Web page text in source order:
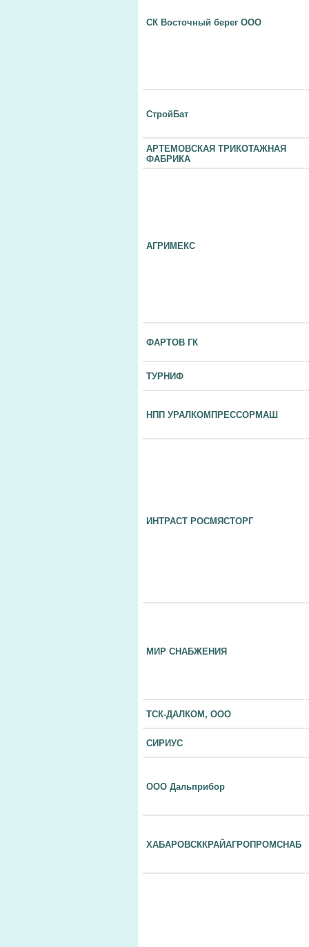
СК Восточный берег ООО
СтройБат
АРТЕМОВСКАЯ ТРИКОТАЖНАЯ
ФАБРИКА
АГРИМЕКС
ФАРТОВ ГК
ТУРНИФ
НПП УРАЛКОМПРЕССОРМАШ
ИНТРАСТ РОСМЯСТОРГ
МИР СНАБЖЕНИЯ
ТСК-ДАЛКОМ, ООО
СИРИУС
ООО Дальприбор
ХАБАРОВСККРАЙАГРОПРОМСНАБ